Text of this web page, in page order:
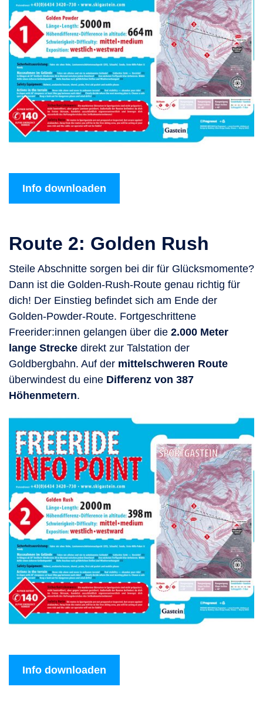
Info downloaden
Route 2: Golden Rush
Steile Abschnitte sorgen bei dir für Glücksmomente?
Dann ist die Golden-Rush-Route genau richtig für
dich! Der Einstieg befindet sich am Ende der
Golden-Powder-Route. Fortgeschrittene
Freerider:innen gelangen über die 2.000 Meter
lange Strecke direkt zur Talstation der
Goldbergbahn. Auf der mittelschweren Route
überwindest du eine Differenz von 387
Höhenmetern.
Info downloaden